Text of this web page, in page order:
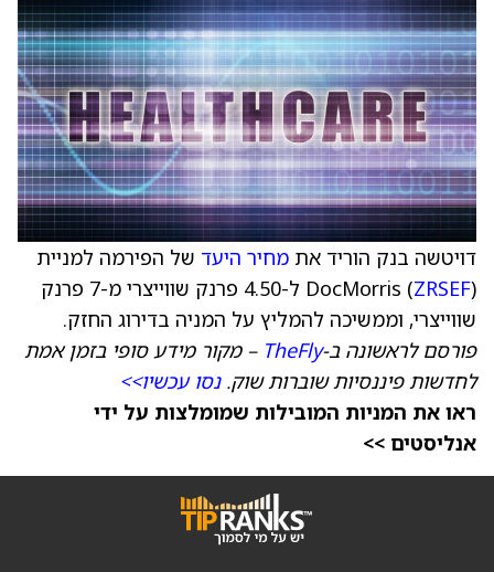
דויטשה בנק הוריד את מחיר היעד של הפירמה למניית
DocMorris (ZRSEF
) ל-4.50 פרנק שווייצרי מ-7 פרנק
שווייצרי, וממשיכה להמליץ על המניה בדירוג החזק.
פורסם לראשונה ב-TheFly – מקור מידע סופי בזמן אמת
לחדשות פיננסיות שוברות שוק.נסו עכשיו>>
ראו את המניות המובילות שמומלצות על ידי
אנליסטים >>